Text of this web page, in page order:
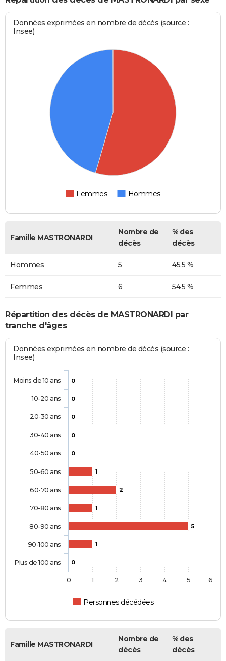
Données exprimées en nombre de décès (source :
Insee)
Femmes Hommes
Famille MASTRONARDI
Nombre de
décès
% des
décès
Hommes 5 45,5 %
Femmes 6 54,5 %
Répartition des décès de MASTRONARDI par
tranche d'âges
Données exprimées en nombre de décès (source :
Insee)
0
0
0
0
0
1
2
1
5
1
0
Personnes décédées
Moins de 10 ans
10-20 ans
20-30 ans
30-40 ans
40-50 ans
50-60 ans
60-70 ans
70-80 ans
80-90 ans
90-100 ans
Plus de 100 ans
0 1 2 3 4 5 6
Famille MASTRONARDI
Nombre de
décès
% des
décès